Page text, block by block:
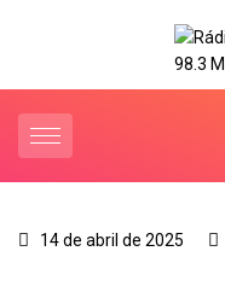
14 de abril de 2025